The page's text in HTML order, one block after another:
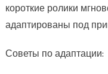
короткие ролики
адаптированы под
Советы по адаптации: